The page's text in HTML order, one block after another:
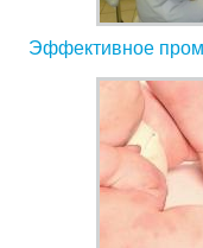
Эффективное